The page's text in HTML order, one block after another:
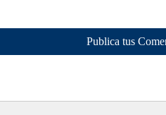
Publica tus